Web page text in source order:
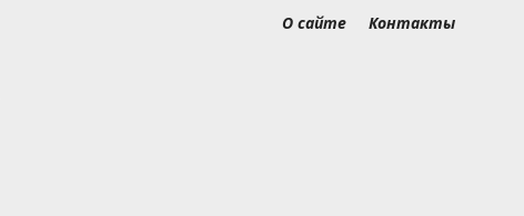
О сайте Контакты